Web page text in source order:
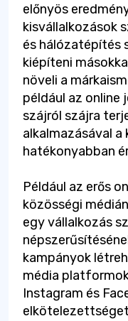
előnyös
kisvállalkozások
és hálózatépítés
kiépíteni
növeli a
például az online
szájról szájra
alkalmazásával a
hatékonyabban
Például az erős
közösségi
egy vállalkozás
kampányok
média
Instagram és